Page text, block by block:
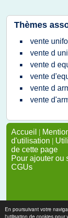
En poursuivant votre
l'utilisation de cookies pour
Thèmes
vente
vente d
vente d
vente
vente d
vente
Accueil |
d'utilisation |
de cette page
Pour ajouter ou
CGUs